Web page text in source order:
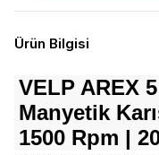
Ürün Bilgisi
VELP AREX 5
Manyetik
1500 Rpm |